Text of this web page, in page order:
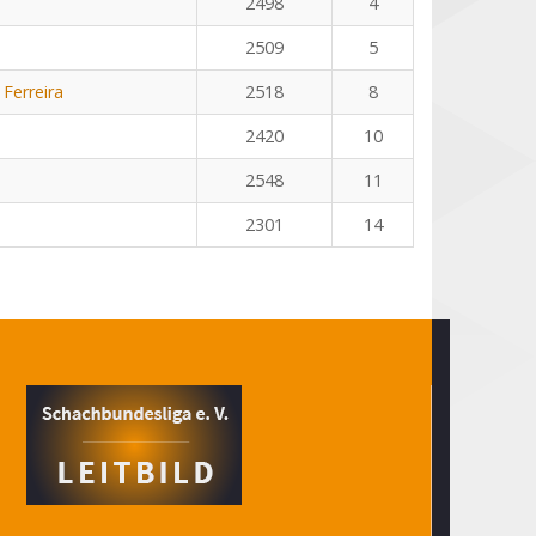
2509
5
2518
8
2420
10
2548
11
2301 14